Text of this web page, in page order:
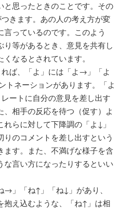
と思ったときのことです。その
きます。あの人の考え方が変
言っているのです。このよう
り等があるとき、意見を共有し
なるとされています。
ば、「よ」には「よ→」「よ
トネーションがあります。「よ
ートに自分の意見を差し出す
、相手の反応を待つ（促す）よ
らに対して下降調の「よ↓」
のコメントを差し出すという
ます。また、不満げな様子を含
な言い方になったりするといい
」「ね↑」「ね↓」があり、
抱え込むような、「ね↑」は相